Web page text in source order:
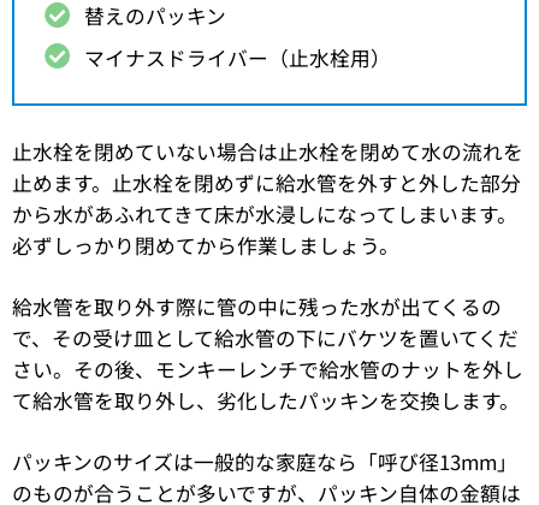
替えのパッキン
マイナスドライバー（止水栓用）
止水栓を閉めていない場合は止水栓を閉めて水の流れを
止めます。止水栓を閉めずに給水管を外すと外した部分
から水があふれてきて床が水浸しになってしまいます。
必ずしっかり閉めてから作業しましょう。
給水管を取り外す際に管の中に残った水が出てくるの
で、その受け皿として給水管の下にバケツを置いてくだ
さい。その後、モンキーレンチで給水管のナットを外し
て給水管を取り外し、劣化したパッキンを交換します。
パッキンのサイズは一般的な家庭なら「呼び径13mm」
のものが合うことが多いですが、パッキン自体の金額は